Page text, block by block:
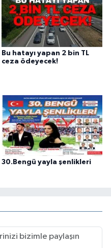
Bu hatayı yapan 2 bin TL
ceza ödeyecek!
30.Bengü yayla şenlikleri